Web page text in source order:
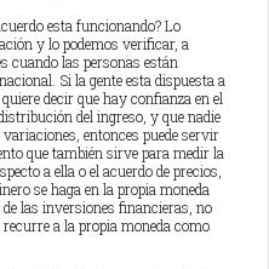
esta funcionando? Lo
y lo podemos verificar, a
cuando las personas están
Si la gente esta dispuesta a
decir que hay confianza en el
del ingreso, y que nadie
entonces puede servir
que también sirve para medir la
a ella o el acuerdo de precios,
se haga en la propia moneda
las inversiones financieras, no
a la propia moneda como